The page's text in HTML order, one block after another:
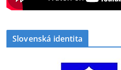
Slovenská identita